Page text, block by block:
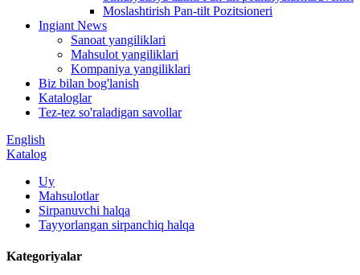
Moslashtirish Pan-tilt Pozitsioneri
Ingiant News
Sanoat yangiliklari
Mahsulot yangiliklari
Kompaniya yangiliklari
Biz bilan bog'lanish
Kataloglar
Tez-tez so'raladigan savollar
English
Katalog
Uy
Mahsulotlar
Sirpanuvchi halqa
Tayyorlangan sirpanchiq halqa
Kategoriyalar